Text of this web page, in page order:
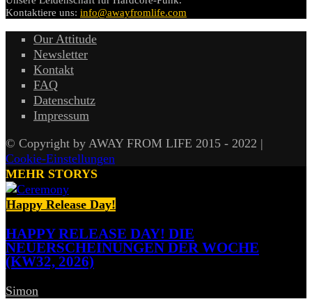
Kontaktiere uns: info@awayfromlife.com
Our Attitude
Newsletter
Kontakt
FAQ
Datenschutz
Impressum
© Copyright by AWAY FROM LIFE 2015 - 2022 |
Cookie-Einstellungen
MEHR STORYS
Happy Release Day!
HAPPY RELEASE DAY! DIE
NEUERSCHEINUNGEN DER WOCHE
(KW32, 2026)
Simon